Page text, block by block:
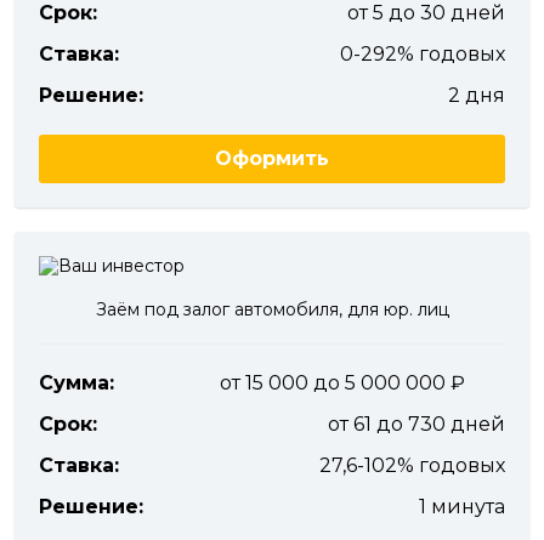
Срок:
от 5 до 30 дней
Ставка:
0-292% годовых
Решение:
2 дня
Оформить
Заём под залог автомобиля, для юр. лиц
Сумма:
от 15 000 до 5 000 000
Срок:
от 61 до 730 дней
Ставка:
27,6-102% годовых
Решение:
1 минута